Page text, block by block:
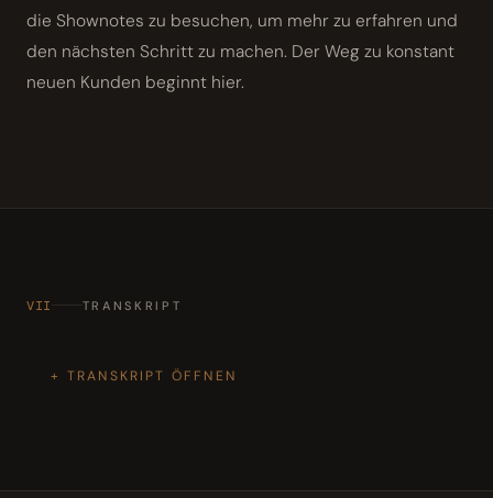
die Shownotes zu besuchen, um mehr zu erfahren und
den nächsten Schritt zu machen. Der Weg zu konstant
neuen Kunden beginnt hier.
VII TRANSKRIPT
TRANSKRIPT ÖFFNEN